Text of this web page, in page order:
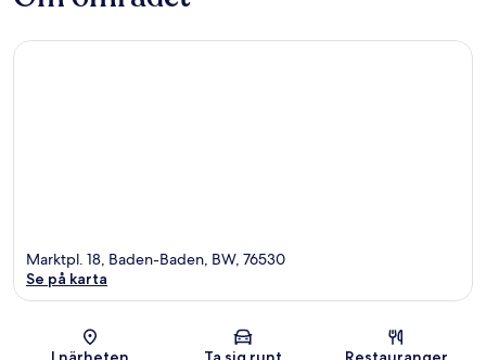
Karta
Marktpl. 18, Baden-Baden, BW, 76530
Se på karta